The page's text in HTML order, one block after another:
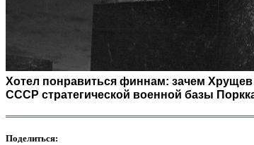
Хотел понравиться финнам: зачем
СССР стратегической военной базы
Поделиться: